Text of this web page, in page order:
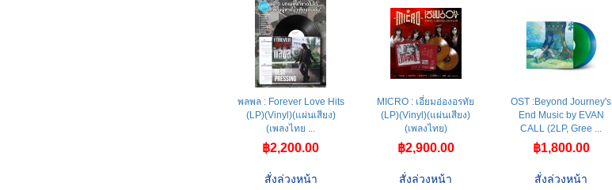
พลพล : Forever Love Hits
(LP)(Vinyl)(แผ่นเสียง)
(เพลงไทย ...
฿2,200.00
สั่งล่วงหน้า
MICRO : เอี่ยมอ่องอรทัย
(LP)(Vinyl)(แผ่นเสียง)
(เพลงไทย)
฿2,900.00
สั่งล่วงหน้า
OST :Beyond Journey's
End Music by EVAN
CALL (2LP, Gree ...
฿1,800.00
สั่งล่วงหน้า